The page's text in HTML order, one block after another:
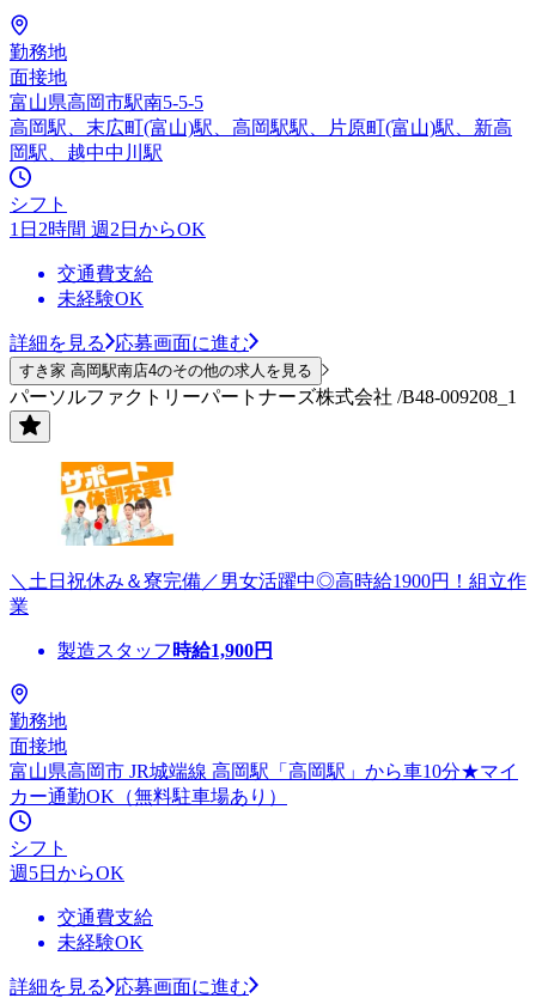
勤務地
面接地
富山県高岡市駅南5-5-5
高岡駅、末広町(富山)駅、高岡駅駅、片原町(富山)駅、新高
岡駅、越中中川駅
シフト
1日2時間 週2日からOK
交通費支給
未経験OK
詳細を見る 応募画面に進む
すき家 高岡駅南店4のその他の求人を見る
パーソルファクトリーパートナーズ株式会社 /B48-009208_1
＼土日祝休み＆寮完備／男女活躍中◎高時給1900円！組立作
業
製造スタッフ 時給1,900円
勤務地
面接地
富山県高岡市 JR城端線 高岡駅「高岡駅」から車10分★マイ
カー通勤OK（無料駐車場あり）
シフト
週5日からOK
交通費支給
未経験OK
詳細を見る
応募画面に進む